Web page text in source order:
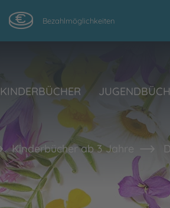
Bezahlmöglichkeiten
KINDERBÜCHER
Kinderbücher ab 3 Jahre